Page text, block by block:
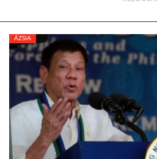
HÍR3D
TROPICALMAGAZIN
GLOBOTV
AFRIKA TUDÁSTÁR
ÁZSIA